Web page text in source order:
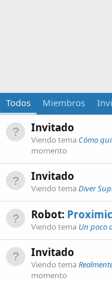
Todos Miembros
Invitado
Viendo tema Cómo
momento
Invitado
Viendo temaDiver
Robot: Proximic
Viendo tema Un poco
Invitado
Viendo tema
momento